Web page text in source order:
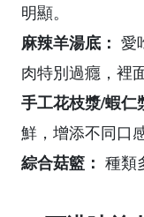
明顯。
麻辣羊湯底： 愛
肉特別過癮，裡
手工花枝漿/蝦仁
鮮，增添不同口感
綜合菇籃： 種類